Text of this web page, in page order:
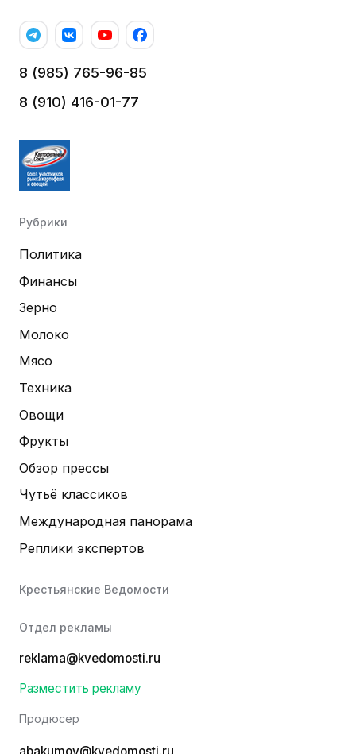
8 (985) 765-96-85
8 (910) 416-01-77
Рубрики
Политика
Финансы
Зерно
Молоко
Мясо
Техника
Овощи
Фрукты
Обзор прессы
Чутьё классиков
Международная панорама
Реплики экспертов
Крестьянские Ведомости
Отдел рекламы
reklama@kvedomosti.ru
Разместить рекламу
Продюсер
abakumov@kvedomosti.ru